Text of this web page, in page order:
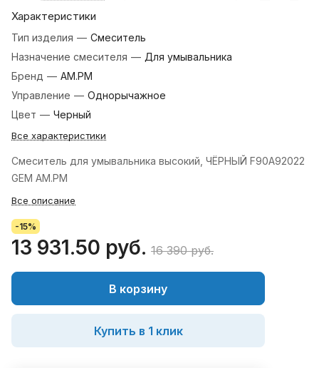
Характеристики
Тип изделия — Смеситель
Назначение смесителя — Для умывальника
Бренд — AM.PM
Управление — Однорычажное
Цвет — Черный
Все характеристики
Смеситель для умывальника высокий, ЧЁРНЫЙ F90A92022
GEM AM.PM
Все описание
-15%
13 931.50 руб. 16 390 руб.
В корзину
Купить в 1 клик